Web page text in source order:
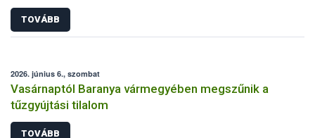
TOVÁBB
2026. június 6., szombat
Vasárnaptól Baranya vármegyében megszűnik a
tűzgyújtási tilalom
TOVÁBB